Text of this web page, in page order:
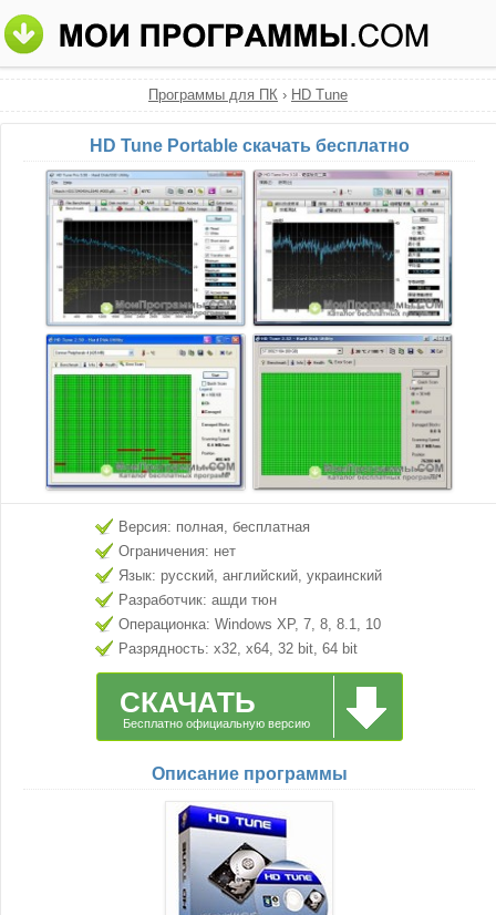
Программы для ПК › HD Tune
HD Tune Portable скачать бесплатно
Версия: полная, бесплатная
Ограничения: нет
Язык: русский, английский, украинский
Разработчик: ашди тюн
Операционка: Windows XP, 7, 8, 8.1, 10
Разрядность: x32, x64, 32 bit, 64 bit
СКАЧАТЬ
Бесплатно официальную версию
Описание программы